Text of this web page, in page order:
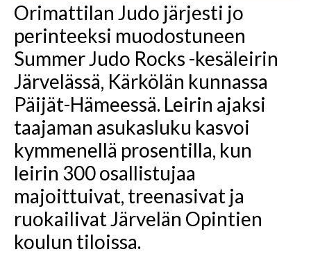
Orimattilan Judo järjesti jo
perinteeksi muodostuneen
Summer Judo Rocks -kesäleirin
Järvelässä, Kärkölän kunnassa
Päijät-Hämeessä. Leirin ajaksi
taajaman asukasluku kasvoi
kymmenellä prosentilla, kun
leirin 300 osallistujaa
majoittuivat, treenasivat ja
ruokailivat Järvelän Opintien
koulun tiloissa.